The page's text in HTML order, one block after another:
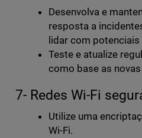
Desenvolva e
resposta a
lidar com
Teste e atualize
como base as
7- Redes Wi-Fi
Utilize uma
Wi-Fi.